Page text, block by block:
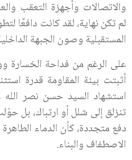
والاتصالات وأجهزة التعقب
لم تكن نهاية، لقد كانت دافعًا
المستقبلية وصون الجبهة
على الرغم من فداحة الخسارة
أثبتت بيئة المقاومة قدرة
استشهاد السيد حسن نصر الله
تنزلق إلى شلل أو ارتباك، بل
دفع متجددة، كأن الدماء
الاصطفاف والبناء.